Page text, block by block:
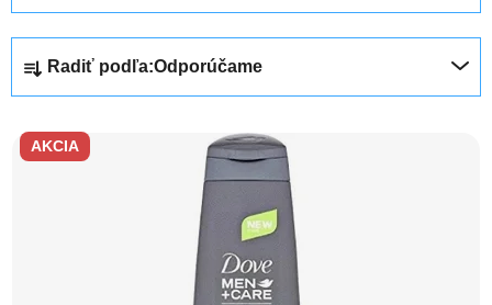
Radiť podľa:Odporúčame
Výpis produktov
AKCIA